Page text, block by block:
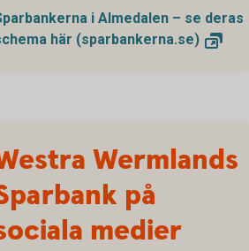
i Almedalen – se deras
här (sparbankerna.se)
Wermlands
på
medier